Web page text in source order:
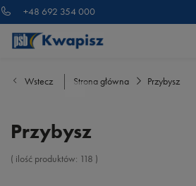
+48 692 354 000
Wstecz Strona główna Przybysz
Przybysz
( ilość produktów: 118 )